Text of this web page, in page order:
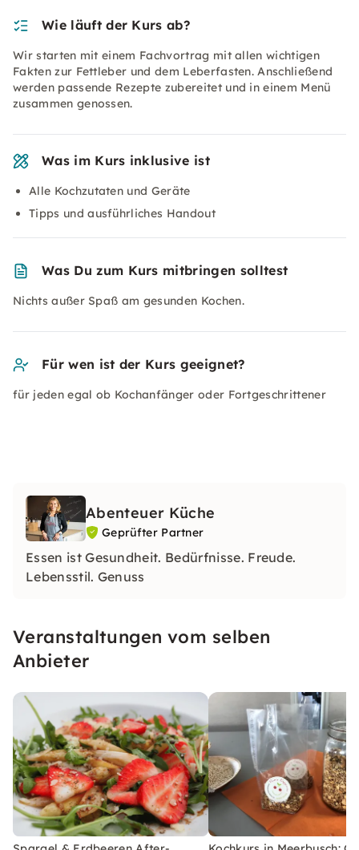
Wie läuft der Kurs ab?
Wir starten mit einem Fachvortrag mit allen wichtigen
Fakten zur Fettleber und dem Leberfasten. Anschließend
werden passende Rezepte zubereitet und in einem Menü
zusammen genossen.
Was im Kurs inklusive ist
Alle Kochzutaten und Geräte
Tipps und ausführliches Handout
Was Du zum Kurs mitbringen solltest
Nichts außer Spaß am gesunden Kochen.
Für wen ist der Kurs geeignet?
für jeden egal ob Kochanfänger oder Fortgeschrittener
Abenteuer Küche
Geprüfter Partner
Essen ist Gesundheit. Bedürfnisse. Freude.
Lebensstil. Genuss
Veranstaltungen vom selben
Anbieter